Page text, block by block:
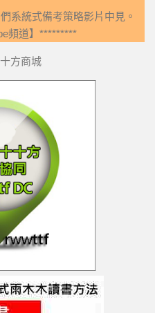
系統式備考策略影片中見。
頻道】*********
方商城